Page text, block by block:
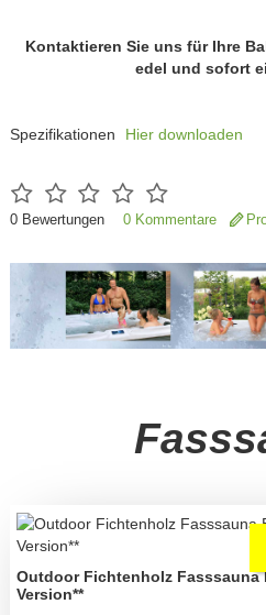
Kontaktieren Sie uns für Ihre
edel und sofort
Spezifikationen Hier downloaden
0Bewertungen 0 Kommentare
Outdoor Fichtenholz Fasssauna
Version**